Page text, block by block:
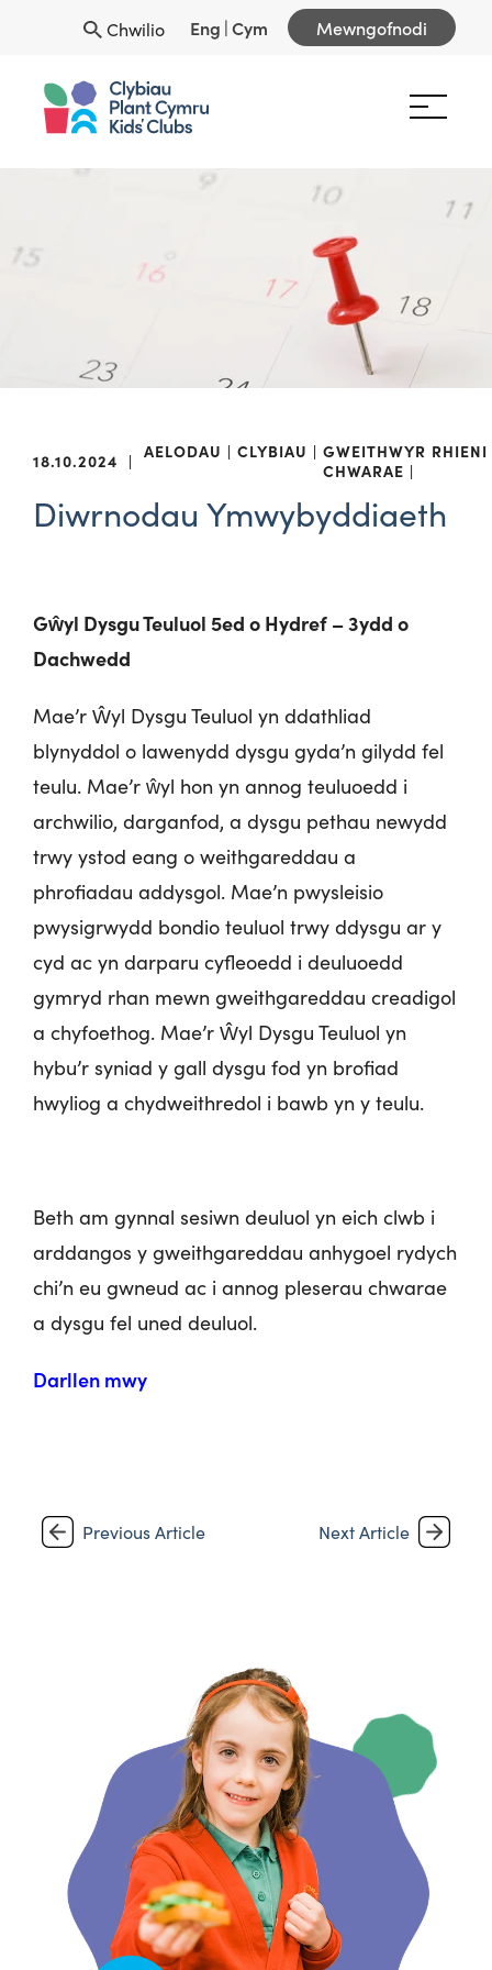
Chwilio Eng |Cym Mewngofnodi
18.10.2024 | AELODAU CLYBIAU
GWEITHWYR
CHWARAE
RHIENI
Diwrnodau Ymwybyddiaeth
Gŵyl Dysgu Teuluol 5ed o Hydref – 3ydd o
Dachwedd
Mae’r Ŵyl Dysgu Teuluol yn ddathliad
blynyddol o lawenydd dysgu gyda’n gilydd fel
teulu. Mae’r ŵyl hon yn annog teuluoedd i
archwilio, darganfod, a dysgu pethau newydd
trwy ystod eang o weithgareddau a
phrofiadau addysgol. Mae’n pwysleisio
pwysigrwydd bondio teuluol trwy ddysgu ar y
cyd ac yn darparu cyfleoedd i deuluoedd
gymryd rhan mewn gweithgareddau creadigol
a chyfoethog. Mae’r Ŵyl Dysgu Teuluol yn
hybu’r syniad y gall dysgu fod yn brofiad
hwyliog a chydweithredol i bawb yn y teulu.
Beth am gynnal sesiwn deuluol yn eich clwb i
arddangos y gweithgareddau anhygoel rydych
chi’n eu gwneud ac i annog pleserau chwarae
a dysgu fel uned deuluol.
Darllen mwy
Previous Article Next Article